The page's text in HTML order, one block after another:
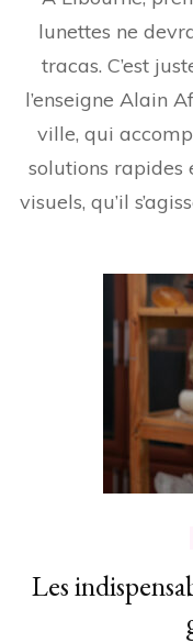
lunettes ne
tracas. C’est
l’enseigne Alain
ville, qui
solutions rapides
visuels, qu’il
Les